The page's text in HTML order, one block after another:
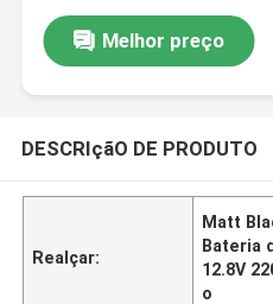
Melhor preço
DESCRIçãO DE PRODUTO
Realçar:
Matt
Bateria
12.8V
o